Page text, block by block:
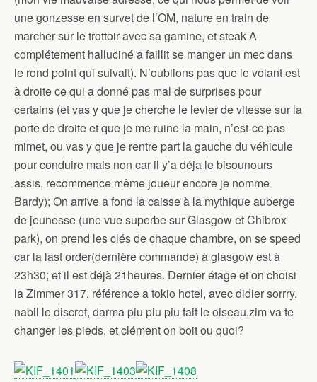
une gonzesse en survet de l’OM, nature en train de
marcher sur le trottoir avec sa gamine, et steak A
complétement halluciné a faillit se manger un mec dans
le rond point qui suivait). N’oublions pas que le volant est
à droite ce qui a donné pas mal de surprises pour
certains (et vas y que je cherche le levier de vitesse sur la
porte de droite et que je me ruine la main, n’est-ce pas
mimet, ou vas y que je rentre part la gauche du véhicule
pour conduire mais non car il y’a déja le bisounours
assis, recommence même joueur encore je nomme
Bardy); On arrive a fond la caisse à la mythique auberge
de jeunesse (une vue superbe sur Glasgow et Chibrox
park), on prend les clés de chaque chambre, on se speed
car la last order(dernière commande) à glasgow est à
23h30; et il est déjà 21heures. Dernier étage et on choisi
la Zimmer 317, référence a tokio hotel, avec didier sorrry,
nabil le discret, darma piu piu piu fait le oiseau,zim va te
changer les pieds, et clément on boit ou quoi?